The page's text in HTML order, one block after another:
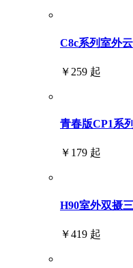
C8c系列室外
￥259 起
青春版CP1系
￥179 起
H90室外双摄
￥419 起